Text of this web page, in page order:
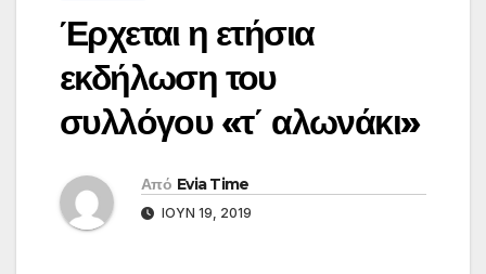
Έρχεται η ετήσια
εκδήλωση του
συλλόγου «τ΄ αλωνάκι»
Από Evia Time
ΙΟΎΝ 19, 2019